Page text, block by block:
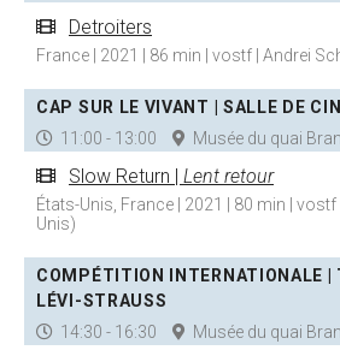
Detroiters
France | 2021 | 86 min | vostf | Andrei
CAP SUR LE VIVANT | SALLE DE
11:00 - 13:00
Musée du quai
Slow Return | Lent retour
États-Unis, France | 2021 | 80 min |
Unis)
COMPÉTITION INTERNATIONALE |
LÉVI-STRAUSS
14:30 - 16:30
Musée du quai